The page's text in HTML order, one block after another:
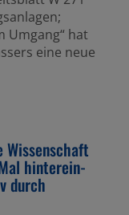
Umgang“ hat
eine neue
hinter­ein­
durch